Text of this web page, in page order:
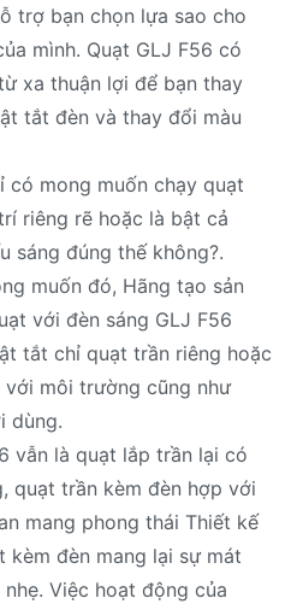
trợ bạn chọn lựa sao cho
mình. Quạt GLJ F56 có
xa thuận lợi để bạn thay
tắt đèn và thay đổi màu
có mong muốn chạy quạt
riêng rẽ hoặc là bật cả
sáng đúng thế không?.
muốn đó, Hãng tạo sản
với đèn sáng GLJ F56
tắt chỉ quạt trần riêng hoặc
môi trường cũng như
dùng.
vẫn là quạt lắp trần lại có
quạt trần kèm đèn hợp với
mang phong thái Thiết kế
kèm đèn mang lại sự mát
Việc hoạt động của